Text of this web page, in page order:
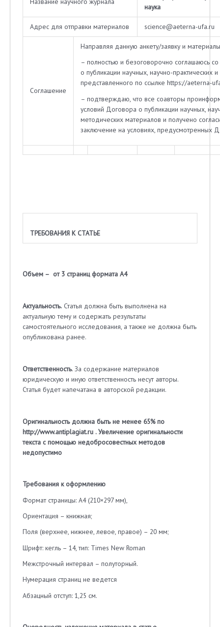
наука
Адрес для отправки материалов science@aeterna-ufa.ru
Соглашение
Направляя данную анкету/заявку и
– полностью и безоговорочно соглашаюсь
о публикации научных, научно-практических
представленного по ссылке https://aeterna-
– подтверждаю, что все соавторы
условий Договора о публикации научных,
методических материалов и получено
заключение на условиях, предусмотренных
ТРЕБОВАНИЯ К СТАТЬЕ
Объем – от 3 страниц формата A4
Актуальность. Статья должна быть выполнена на
актуальную тему и содержать результаты
самостоятельного исследования, а также не должна быть
опубликована ранее.
Ответственность. За содержание материалов
юридическую и иную ответственность несут авторы.
Статья будет напечатана в авторской редакции.
Оригинальность должна быть не менее 65% по
http://www.antiplagiat.ru . Увеличение оригинальности
текста с помощью недобросовестных методов
недопустимо
Требования к оформлению
Формат страницы: А4 (210×297 мм),
Ориентация – книжная;
Поля (верхнее, нижнее, левое, правое) – 20 мм;
Шрифт: кегль – 14, тип: Times New Roman
Межстрочный интервал – полуторный.
Нумерация страниц не ведется
Абзацный отступ: 1,25 см.